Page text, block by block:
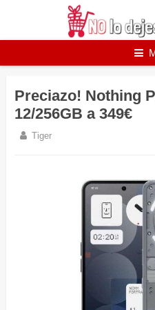
Preciazo! Nothing
12/256GB a 349€
Tiger